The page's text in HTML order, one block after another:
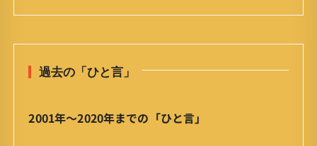
ひ
言
ア
過去の「ひと言」
2001年〜2020年までの「ひと言」